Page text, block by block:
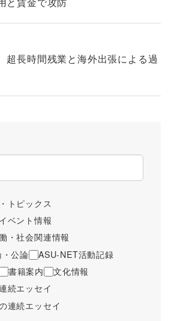
超長時間残業と海外出張による過
トピックス
ベント情報
・社会関連情報
公論
ASU-NET活動記録
書籍案内
文化情報
続エッセイ
連続エッセイ